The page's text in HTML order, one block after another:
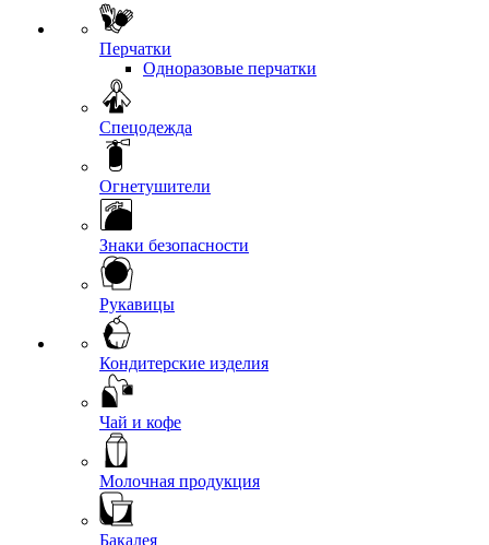
Перчатки
Одноразовые перчатки
Спецодежда
Огнетушители
Знаки безопасности
Рукавицы
Кондитерские изделия
Чай и кофе
Молочная продукция
Бакалея